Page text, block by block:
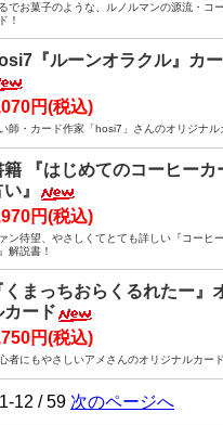
でお菓子のような、ルノルマンの源流・コ
！
『ルーンオラクル』カ
円(税込)
師・カード作家「hosi7」さんのオリジナル
籍 『はじめてのコーヒーカ
』
円(税込)
ン待望、やさしくてとても詳しい『コーヒ
解説書！
くまっちおらくるれたー』
カード
円(税込)
者にもやさしいアメさんのオリジナルカード
1-12 / 59 次のページへ